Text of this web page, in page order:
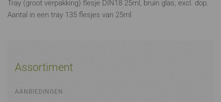
Tray (groot verpakking) flesje DIN18 25ml, bruin glas, excl. dop.
Aantal in een tray 135 flesjes van 25ml
Assortiment
AANBIEDINGEN